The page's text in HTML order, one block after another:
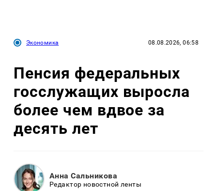
Экономика 08.08.2026, 06:58
Пенсия федеральных
госслужащих выросла
более чем вдвое за
десять лет
Анна Сальникова
Редактор новостной ленты